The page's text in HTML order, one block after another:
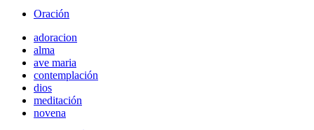
Oración
adoracion
alma
ave maria
contemplación
dios
meditación
novena